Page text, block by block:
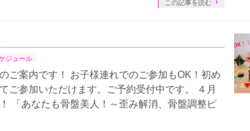
この記事を読む
ジュール
ご案内です！ お子様連れでのご参加もOK！初め
ご参加いただけます。ご予約受付中です。 ４月
「あなたも骨盤美人！～歪み解消、骨盤調整ピ